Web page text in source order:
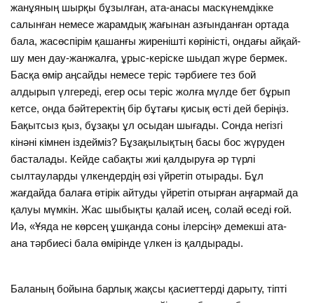
жанұяның шырқы бұзылған, ата-анасы маскүнемдікке
салынған немесе жарамдық жағынан азғынданған ортада
бала, жасөспірім қашанғы жиренішті көріністі, ондағы айқай-
шу мен дау-жанжалға, ұрыс-керіске шыдап жүре бермек.
Басқа өмір аңсайды немесе теріс тәрбиеге тез бой
алдырып үлгереді, егер осы теріс жолға мүлде бет бұрып
кетсе, онда бәйтеректің бір бұтағы қисық өсті дей беріңіз.
Бақытсыз қыз, бұзақы ұл осыдан шығады. Сонда негізгі
кінәні кімнен іздейміз? Бұзақылықтың басы бос жүруден
басталады. Кейде сабақты жиі қалдыруға әр түрлі
сылтауларды үлкендердің өзі үйретіп отырады. Бұл
жағдайда балаға өтірік айтуды үйретіп отырған аңғармай да
қалуы мүмкін. Жас шыбықты қалай исең, солай өседі ғой.
Иә, «Ұяда не көрсең ұшқанда соны ілерсің» демекші ата-
ана тәрбиесі бала өмірінде үлкен із қалдырады.
Баланың бойына барлық жақсы қасиеттерді дарыту, тіпті